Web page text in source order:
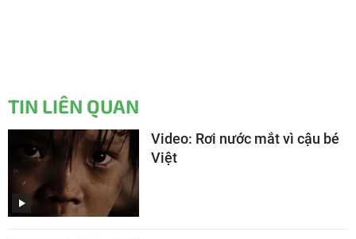
TIN LIÊN QUAN
Video: Rơi nước mắt vì cậu bé
Việt